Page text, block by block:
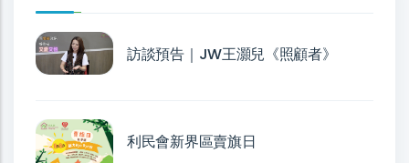
訪談預告｜JW王灝兒《照顧者》
利民會新界區賣旗日